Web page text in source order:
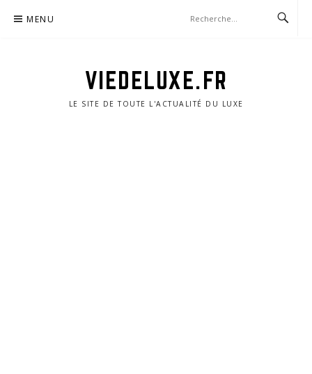
MENU
VIEDELUXE.FR
LE SITE DE TOUTE L'ACTUALITÉ DU LUXE